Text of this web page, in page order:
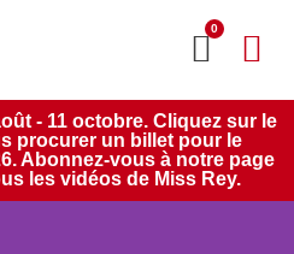
0
- 11 octobre. Cliquez sur le
procurer un billet pour le
Abonnez-vous à notre page
les vidéos de Miss Rey.